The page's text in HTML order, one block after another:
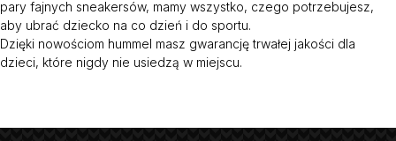
pary fajnych sneakersów, mamy wszystko, czego potrzebujesz,
aby ubrać dziecko na co dzień i do sportu.
Dzięki nowościom hummel masz gwarancję trwałej jakości dla
dzieci, które nigdy nie usiedzą w miejscu.